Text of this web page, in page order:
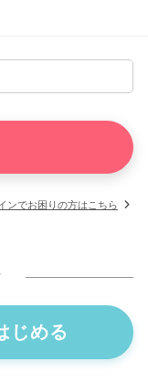
ンでお困りの方はこちら
じめる